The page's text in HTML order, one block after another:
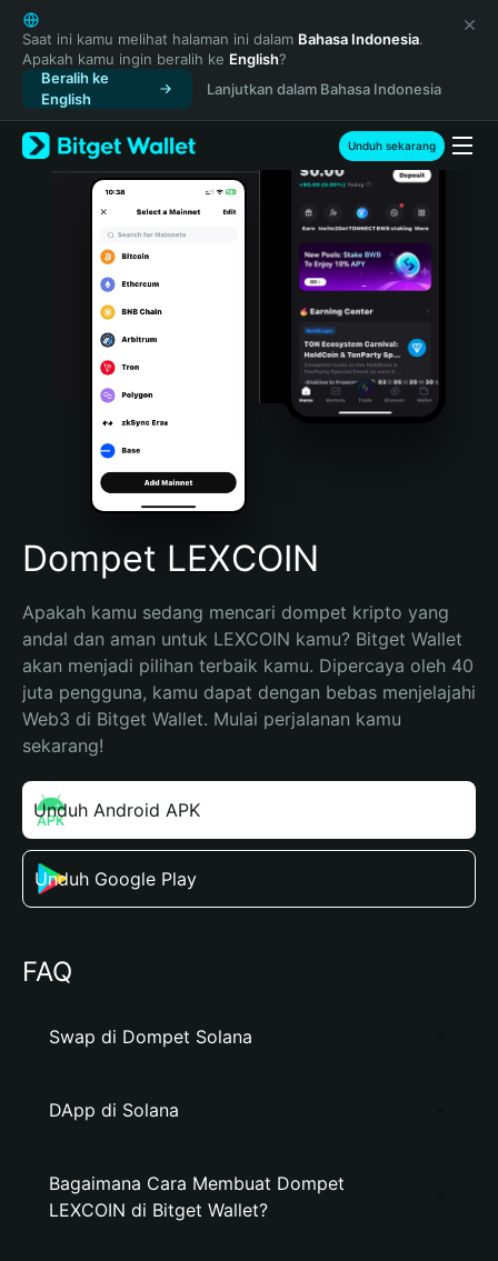
English
日本語
Tiếng Việt
Русский
Español (Latinoamérica)
Türkçe
Italiano
Português (Portugal)
Bahasa Indonesia
Português (Brasil)
Español (Argentina)
Saat ini kamu melihat halaman ini dalam Bahasa Indonesia.
Apakah kamu ingin beralih ke English?
Beralih ke
English
Lanjutkan dalam Bahasa Indonesia
Unduh sekarang
Dompet LEXCOIN
Apakah kamu sedang mencari dompet kripto yang
andal dan aman untuk LEXCOIN kamu? Bitget Wallet
akan menjadi pilihan terbaik kamu. Dipercaya oleh 40
juta pengguna, kamu dapat dengan bebas menjelajahi
Web3 di Bitget Wallet. Mulai perjalanan kamu
sekarang!
Unduh Android APK
Unduh Google Play
FAQ
Swap di Dompet Solana
DApp di Solana
Bagaimana Cara Membuat Dompet
LEXCOIN di Bitget Wallet?